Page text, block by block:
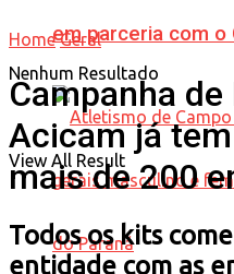
em parceria com o
Nenhum Resultado
View All Result
Home Geral
Campanha de
Acicam já
mais de 200
Todos os kits
entidade com as